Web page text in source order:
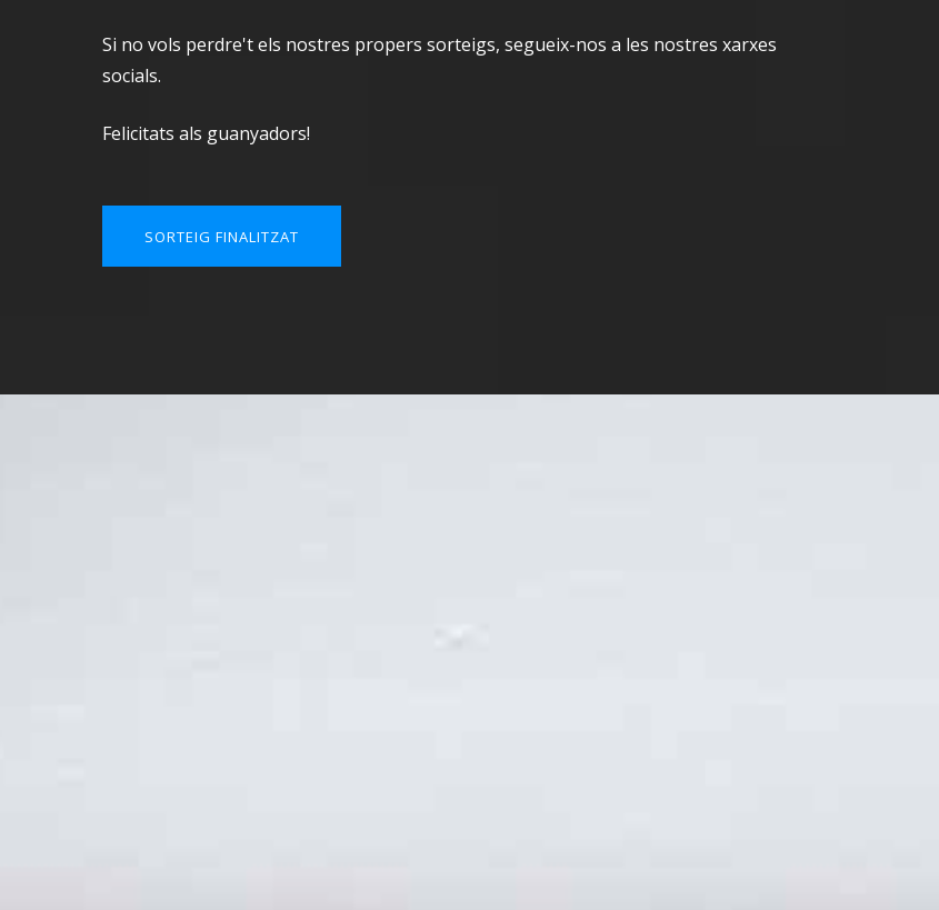
Si no vols perdre't els nostres propers sorteigs, segueix-nos a les nostres xarxes
socials.
Felicitats als guanyadors!
SORTEIG FINALITZAT